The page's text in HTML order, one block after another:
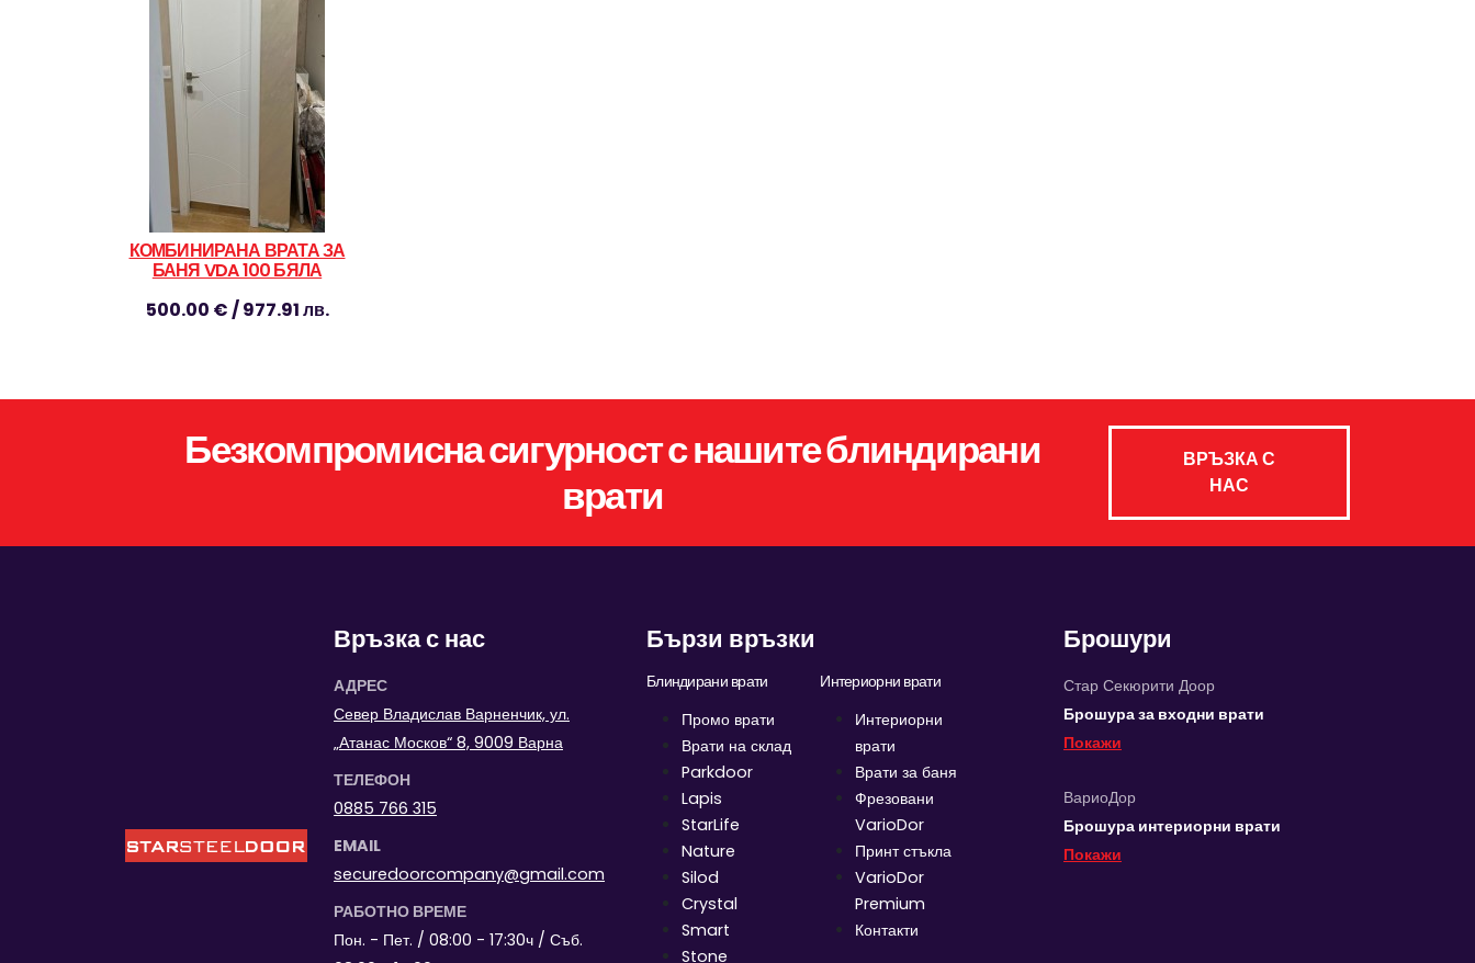
КОМБИНИРАНА ВРАТА ЗА
БАНЯ VDA 100 БЯЛА
500.00 € / 977.91 лв.
Безкомпромисна сигурност с нашите блиндирани
врати
ВРЪЗКА С
НАС
Връзка с нас
АДРЕС
Север Владислав Варненчик, ул.
„Атанас Москов“ 8, 9009 Варна
ТЕЛЕФОН
0885 766 315
EMAIL
securedoorcompany@gmail.com
РАБОТНО ВРЕМЕ
Пон. - Пет. / 08:00 - 17:30ч / Съб.
Бързи връзки
Блиндирани врати
Промо врати
Врати на склад
Parkdoor
Lapis
StarLife
Nature
Silod
Crystal
Smart
Stone
Интериорни врати
Интериорни
врати
Врати за баня
Фрезовани
VarioDor
Принт стъкла
VarioDor
Premium
Контакти
Брошури
Стар Секюрити Доор
Брошура за входни врати
Покажи
ВариоДор
Брошура интериорни врати
Покажи